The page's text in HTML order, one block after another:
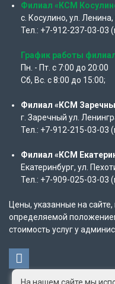
Филиал «КСМ
с. Косулино, ул. Ленина,
Тел.: +7-912-237-03-03
График работы
Пн. - Пт. с 7:00 до 20:00
Сб, Вс. с 8:00 до 15:00;
Филиал «КСМ
г. Заречный ул.
Тел.: +7-912-215-03-03
Филиал «КСМ
Екатеринбург, ул.
Тел.: +7-909-025-03-03
Цены, указанные на
определяемой
стоимость услуг у